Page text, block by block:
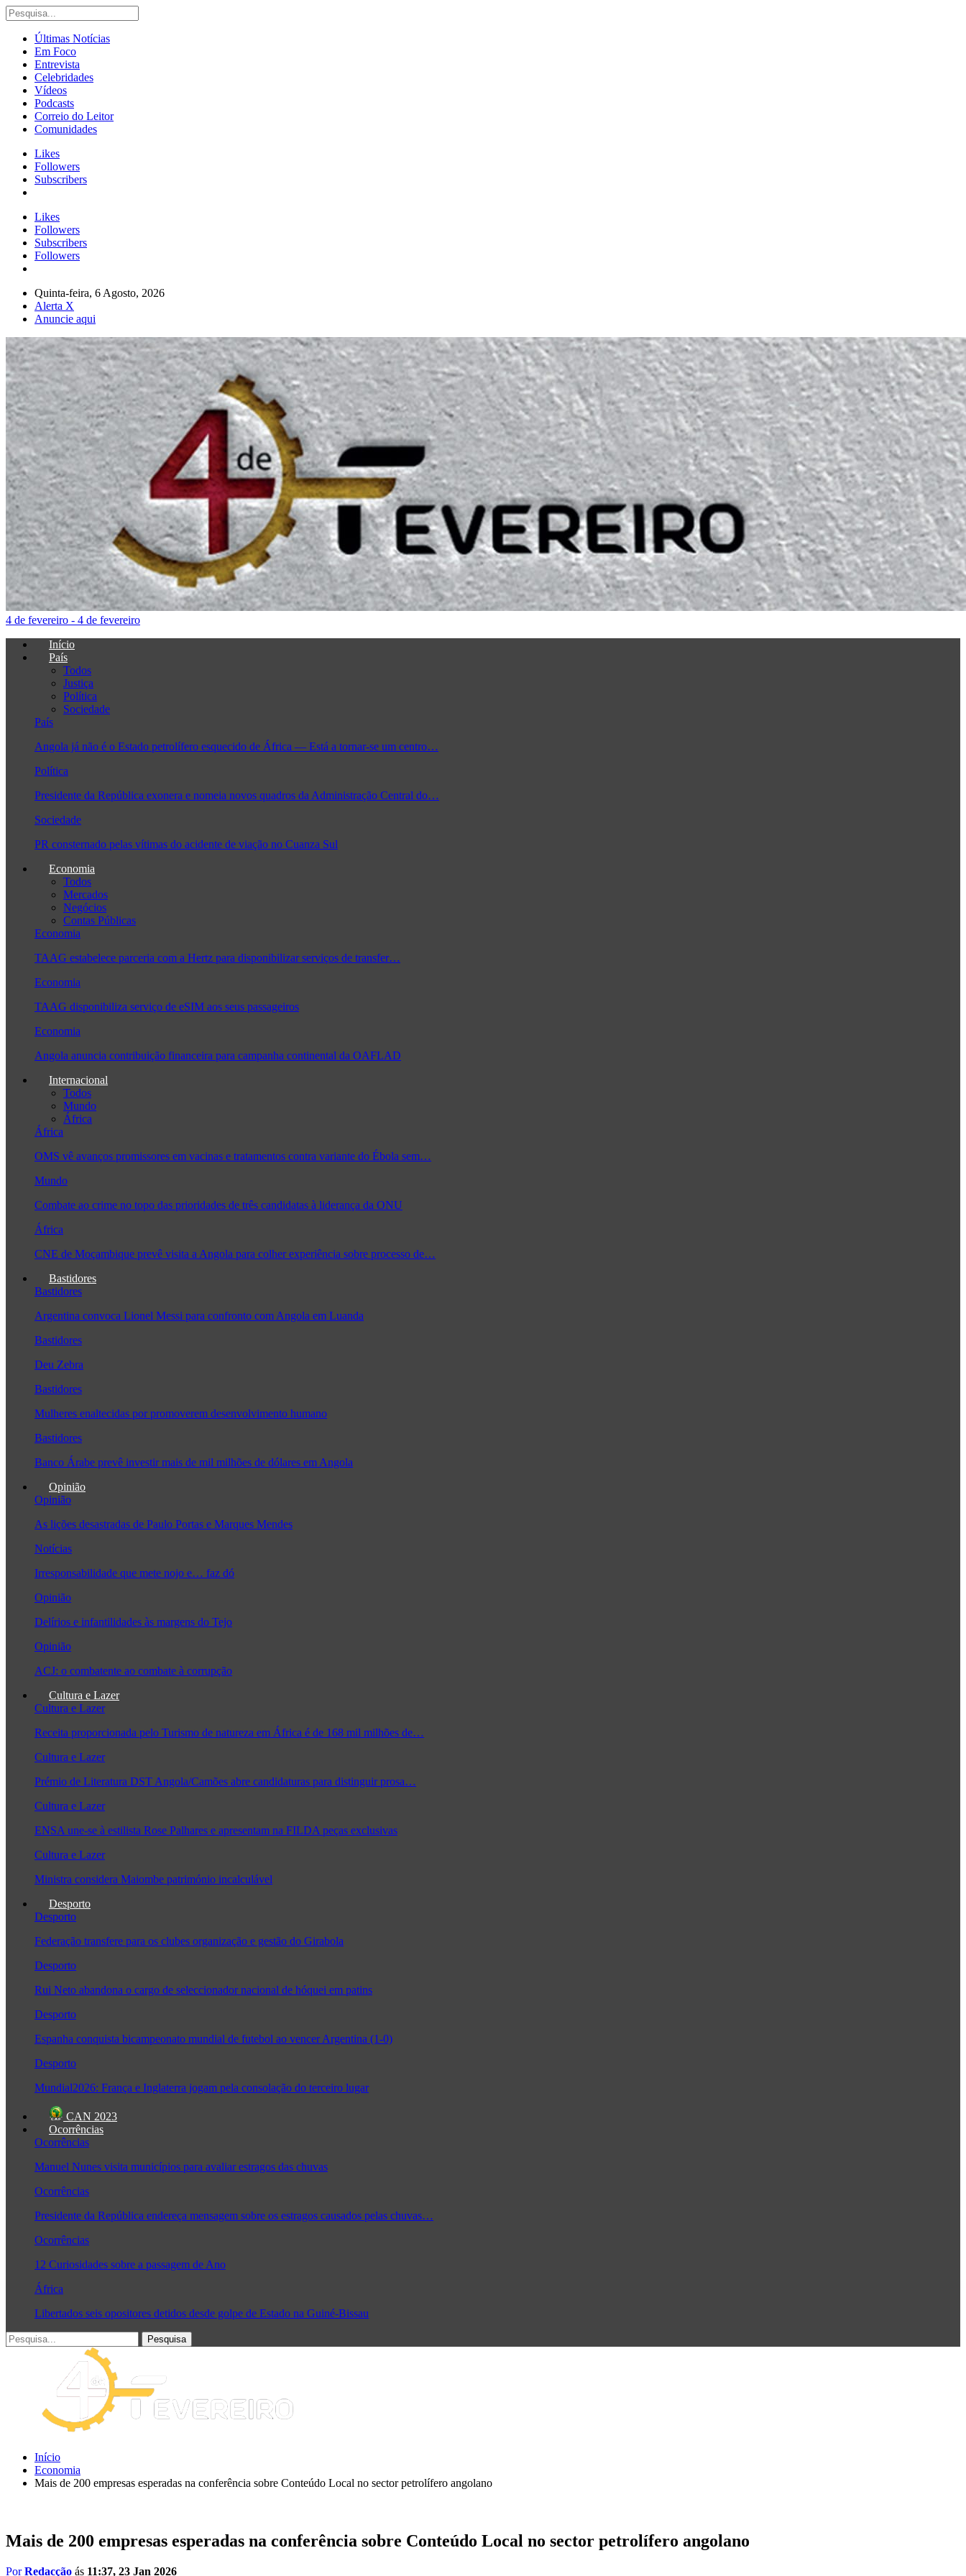
Últimas Notícias
Em Foco
Entrevista
Celebridades
Vídeos
Podcasts
Correio do Leitor
Comunidades
Likes
Followers
Subscribers
Likes
Followers
Subscribers
Followers
Quinta-feira, 6 Agosto, 2026
Alerta X
Anuncie aqui
4 de fevereiro - 4 de fevereiro
Início
País
Todos
Justiça
Política
Sociedade
País
Angola já não é o Estado petrolífero esquecido de África — Está a tornar-se um centro…
Política
Presidente da República exonera e nomeia novos quadros da Administração Central do…
Sociedade
PR consternado pelas vítimas do acidente de viação no Cuanza Sul
Economia
Todos
Mercados
Negócios
Contas Públicas
Economia
TAAG estabelece parceria com a Hertz para disponibilizar serviços de transfer…
Economia
TAAG disponibiliza serviço de eSIM aos seus passageiros
Economia
Angola anuncia contribuição financeira para campanha continental da OAFLAD
Internacional
Todos
Mundo
África
África
OMS vê avanços promissores em vacinas e tratamentos contra variante do Ébola sem…
Mundo
Combate ao crime no topo das prioridades de três candidatas à liderança da ONU
África
CNE de Moçambique prevê visita a Angola para colher experiência sobre processo de…
Bastidores
Bastidores
Argentina convoca Lionel Messi para confronto com Angola em Luanda
Bastidores
Deu Zebra
Bastidores
Mulheres enaltecidas por promoverem desenvolvimento humano
Bastidores
Banco Árabe prevê investir mais de mil milhões de dólares em Angola
Opinião
Opinião
As lições desastradas de Paulo Portas e Marques Mendes
Notícias
Irresponsabilidade que mete nojo e… faz dó
Opinião
Delírios e infantilidades às margens do Tejo
Opinião
ACJ: o combatente ao combate à corrupção
Cultura e Lazer
Cultura e Lazer
Receita proporcionada pelo Turismo de natureza em África é de 168 mil milhões de…
Cultura e Lazer
Prémio de Literatura DST Angola/Camões abre candidaturas para distinguir prosa…
Cultura e Lazer
ENSA une-se à estilista Rose Palhares e apresentam na FILDA peças exclusivas
Cultura e Lazer
Ministra considera Maiombe património incalculável
Desporto
Desporto
Federação transfere para os clubes organização e gestão do Girabola
Desporto
Rui Neto abandona o cargo de seleccionador nacional de hóquei em patins
Desporto
Espanha conquista bicampeonato mundial de futebol ao vencer Argentina (1-0)
Desporto
Mundial2026: França e Inglaterra jogam pela consolação do terceiro lugar
CAN 2023
Ocorrências
Ocorrências
Manuel Nunes visita municípios para avaliar estragos das chuvas
Ocorrências
Presidente da República endereça mensagem sobre os estragos causados pelas chuvas…
Ocorrências
12 Curiosidades sobre a passagem de Ano
África
Libertados seis opositores detidos desde golpe de Estado na Guiné-Bissau
Início
Economia
Mais de 200 empresas esperadas na conferência sobre Conteúdo Local no sector petrolífero angolano
Mais de 200 empresas esperadas na conferência sobre Conteúdo Local no sector petrolífero angolano
PorRedacção ás 11:37, 23 Jan 2026